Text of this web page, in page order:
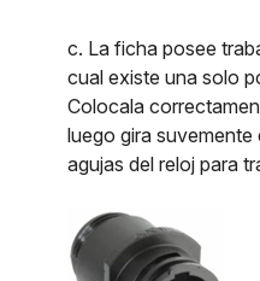
c. La ficha posee
cual existe una solo
Colocala
luego gira suvemente
agujas del reloj para